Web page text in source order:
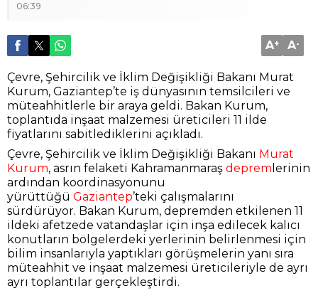
06:39
A+ A-
Çevre, Şehircilik ve İklim Değişikliği Bakanı Murat
Kurum, Gaziantep’te iş dünyasının temsilcileri ve
müteahhitlerle bir araya geldi. Bakan Kurum,
toplantıda inşaat malzemesi üreticileri 11 ilde
fiyatlarını sabitlediklerini açıkladı.
Çevre, Şehircilik ve İklim Değişikliği Bakanı Murat
Kurum, asrın felaketi Kahramanmaraş deprem lerinin
ardından koordinasyonunu
yürüttüğü Gaziantep’teki çalışmalarını
sürdürüyor. Bakan Kurum, depremden etkilenen 11
ildeki afetzede vatandaşlar için inşa edilecek kalıcı
konutların bölgelerdeki yerlerinin belirlenmesi için
bilim insanlarıyla yaptıkları görüşmelerin yanı sıra
müteahhit ve inşaat malzemesi üreticileriyle de ayrı
ayrı toplantılar gerçekleştirdi.